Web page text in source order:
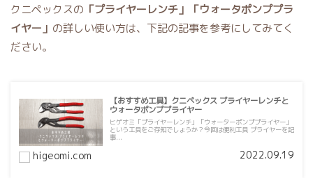
クニペックスの 「プライヤーレンチ」「ウォータポンププラ
イヤー」 の詳しい使い方は、下記の記事を参考にしてみてく
ださい。
【おすすめ工具】クニペックス プライヤーレンチと
ウォータポンププライヤー
ヒゲオミ「プライヤーレンチ」「ウォーターポンププライヤー」
という工具をご存知でしょうか？今回は便利工具 プライヤーを記
事...
higeomi.com 2022.09.19